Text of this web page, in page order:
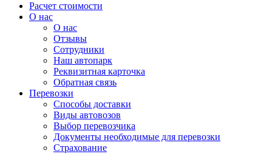
Расчет стоимости
О нас
О нас
Отзывы
Сотрудники
Наш автопарк
Реквизитная карточка
Обратная связь
Перевозки
Способы доставки
Виды автовозов
Выбор перевозчика
Документы необходимые для перевозки
Страхование